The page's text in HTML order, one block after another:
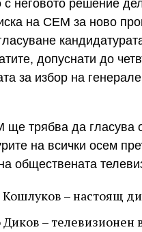
с неговото решение
на СЕМ за ново
допуснати до
за избор на
ще трябва да гласува
на всички осем
обществената
– настоящ
– телевизионен